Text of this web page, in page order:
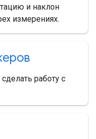
и наклон
измерениях.
работу с